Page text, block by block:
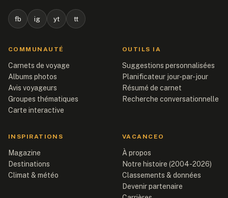
fb ig yt tt
COMMUNAUTÉ
Carnets de voyage
Albums photos
Avis voyageurs
Groupes thématiques
Carte interactive
OUTILS IA
Suggestions personnalisées
Planificateur jour-par-jour
Résumé de carnet
Recherche conversationnelle
INSPIRATIONS
Magazine
Destinations
Climat & météo
VACANCEO
À propos
Notre histoire (2004-2026)
Classements & données
Devenir partenaire